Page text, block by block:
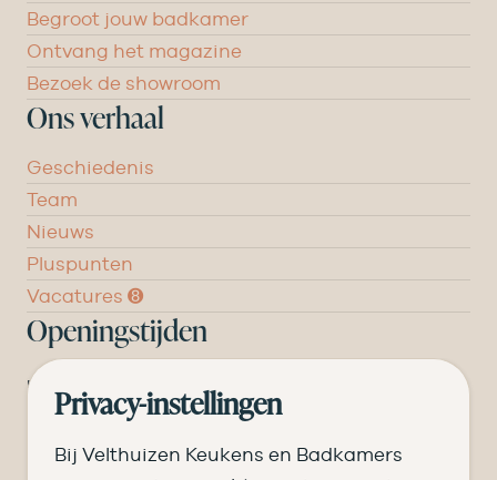
Begroot jouw badkamer
Ontvang het magazine
Bezoek de showroom
Ons verhaal
Geschiedenis
Team
Nieuws
Pluspunten
Vacatures ➑
Openingstijden
DI 09.00 tot 17.30
Privacy-instellingen
Bij Velthuizen Keukens en Badkamers